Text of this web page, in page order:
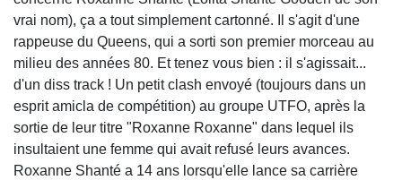
vrai nom), ça a tout simplement cartonné. Il s'agit d'une
rappeuse du Queens, qui a sorti son premier morceau au
milieu des années 80. Et tenez vous bien : il s'agissait...
d'un diss track ! Un petit clash envoyé (toujours dans un
esprit amicla de compétition) au groupe UTFO, après la
sortie de leur titre "Roxanne Roxanne" dans lequel ils
insultaient une femme qui avait refusé leurs avances.
Roxanne Shanté a 14 ans lorsqu'elle lance sa carrière